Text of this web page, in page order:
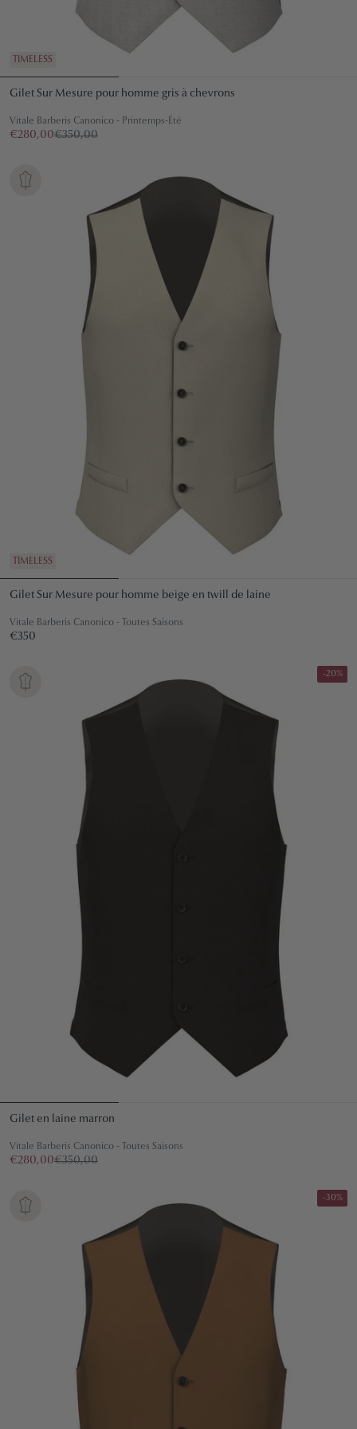
TIMELESS
Gilet Sur Mesure pour homme gris à chevrons
Vitale Barberis Canonico - Printemps-Été
€280,00€350,00
TIMELESS
Gilet Sur Mesure pour homme beige en twill de laine
Vitale Barberis Canonico - Toutes Saisons
Prix
€350
-20%
Gilet en laine marron
Vitale Barberis Canonico - Toutes Saisons
€280,00€350,00
-30%